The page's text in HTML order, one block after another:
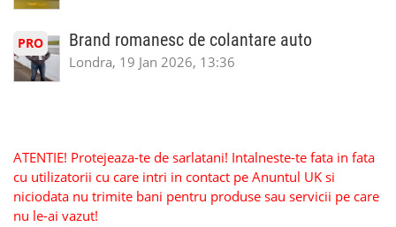
PRO Brand romanesc de colantare auto
Londra, 19 Jan 2026, 13:36
ATENTIE! Protejeaza-te de sarlatani! Intalneste-te fata in fata
cu utilizatorii cu care intri in contact pe Anuntul UK si
niciodata nu trimite bani pentru produse sau servicii pe care
nu le-ai vazut!